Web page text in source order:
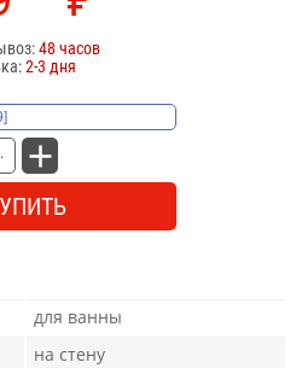
48 часов
2-3 дня
для ванны
на стену